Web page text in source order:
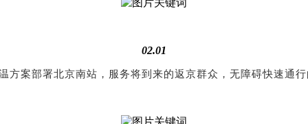
02.01
方案部署北京南站，服务将到来的返京群众，无障碍快速通行